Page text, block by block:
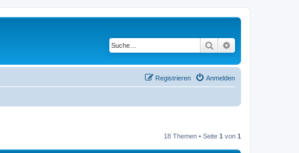
Suche
Anmelden
Registrieren
18 Themen • Seite 1 von 1